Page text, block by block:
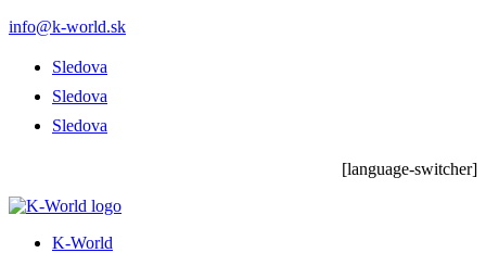
info@k-world.sk
Sledova
Sledova
Sledova
[language-switcher]
K-World